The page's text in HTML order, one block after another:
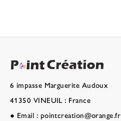
6 impasse Marguerite Audoux
41350 VINEUIL : France
● Email : pointcreation@orange.fr